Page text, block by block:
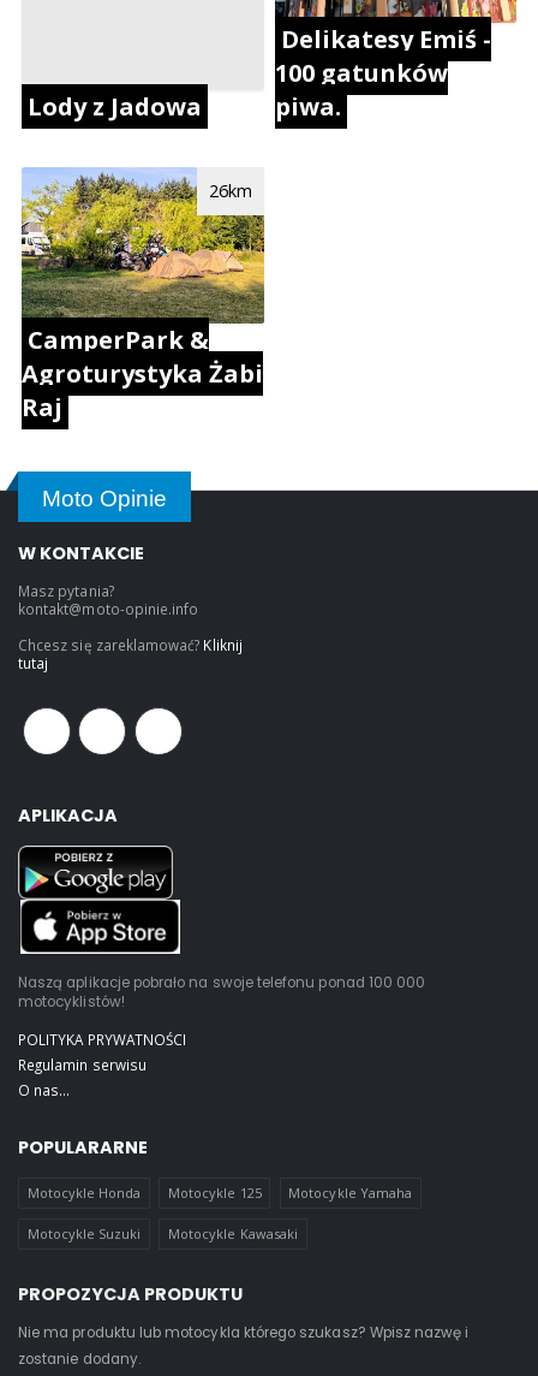
Lody z Jadowa
CamperPark &
Agroturystyka Żabi
Raj
26km
Delikatesy Emiś -
100 gatunków
piwa.
Moto Opinie
W KONTAKCIE
Masz pytania?
kontakt@moto-opinie.info
Chcesz się zareklamować? Kliknij
tutaj
APLIKACJA
Naszą aplikacje pobrało na swoje telefonu ponad 100 000
motocyklistów!
POLITYKA PRYWATNOŚCI
Regulamin serwisu
O nas...
POPULARARNE
Motocykle Honda Motocykle 125 Motocykle Yamaha
Motocykle Suzuki Motocykle Kawasaki
PROPOZYCJA PRODUKTU
Nie ma produktu lub motocykla którego szukasz? Wpisz nazwę i
zostanie dodany.